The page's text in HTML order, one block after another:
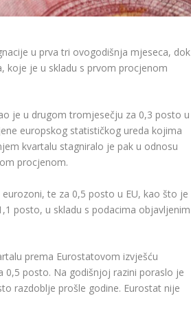
u prva tri ovogodišnja mjeseca, dok
koje je u skladu s prvom procjenom
je u drugom tromjesečju za 0,3 posto u
europskog statističkog ureda kojima
kvartalu stagniralo je pak u odnosu
procjenom.
te za 0,5 posto u EU, kao što je
posto, u skladu s podacima objavljenim
prema Eurostatovom izvješću
0,5 posto. Na godišnjoj razini poraslo je
razdoblje prošle godine. Eurostat nije